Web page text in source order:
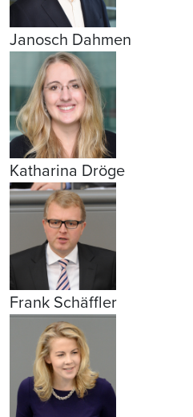
Janosch Dahmen
Katharina Dröge
Frank Schäffler